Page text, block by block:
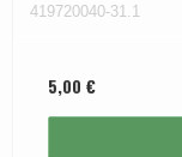
419720040-31.1
5,00 €